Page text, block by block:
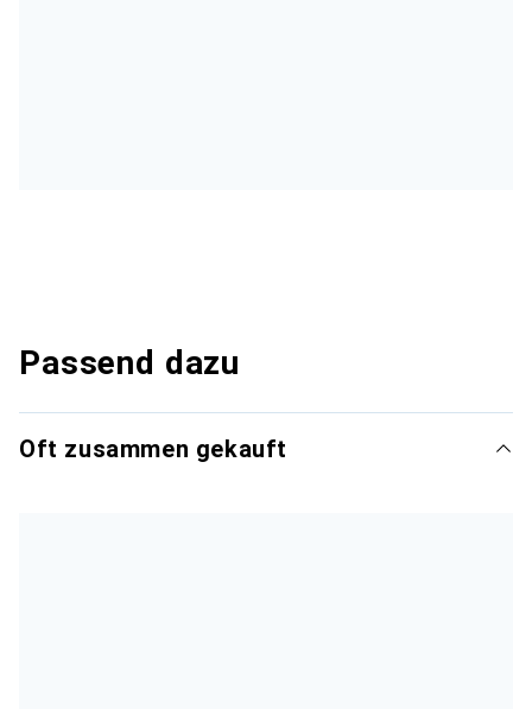
Passend dazu
Oft zusammen gekauft